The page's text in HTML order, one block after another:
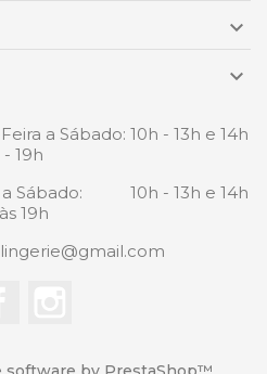


a Sábado: 10h - 13h e 14h
- 19h
Sábado: 10h - 13h e 14h
às 19h